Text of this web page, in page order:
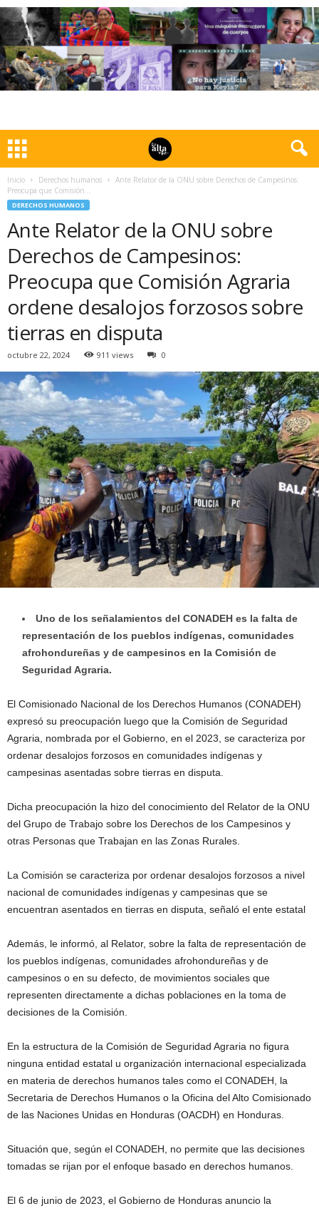
Inicio Derechos humanos
Ante Relator de la ONU sobre Derechos de Campesinos:
Preocupa que Comisión...
DERECHOS HUMANOS
Ante Relator de la ONU sobre
Derechos de Campesinos:
Preocupa que Comisión Agraria
ordene desalojos forzosos sobre
tierras en disputa
octubre 22, 2024 911 views 0
Uno de los señalamientos del CONADEH es la falta de
representación de los pueblos indígenas, comunidades
afrohondureñas y de campesinos en la Comisión de
Seguridad Agraria.
El Comisionado Nacional de los Derechos Humanos (CONADEH)
expresó su preocupación luego que la Comisión de Seguridad
Agraria, nombrada por el Gobierno, en el 2023, se caracteriza por
ordenar desalojos forzosos en comunidades indígenas y
campesinas asentadas sobre tierras en disputa.
Dicha preocupación la hizo del conocimiento del Relator de la ONU
del Grupo de Trabajo sobre los Derechos de los Campesinos y
otras Personas que Trabajan en las Zonas Rurales.
La Comisión se caracteriza por ordenar desalojos forzosos a nivel
nacional de comunidades indígenas y campesinas que se
encuentran asentados en tierras en disputa, señaló el ente estatal
Además, le informó, al Relator, sobre la falta de representación de
los pueblos indígenas, comunidades afrohondureñas y de
campesinos o en su defecto, de movimientos sociales que
representen directamente a dichas poblaciones en la toma de
decisiones de la Comisión.
En la estructura de la Comisión de Seguridad Agraria no figura
ninguna entidad estatal u organización internacional especializada
en materia de derechos humanos tales como el CONADEH, la
Secretaria de Derechos Humanos o la Oficina del Alto Comisionado
de las Naciones Unidas en Honduras (OACDH) en Honduras.
Situación que, según el CONADEH, no permite que las decisiones
tomadas se rijan por el enfoque basado en derechos humanos.
El 6 de junio de 2023, el Gobierno de Honduras anuncio la